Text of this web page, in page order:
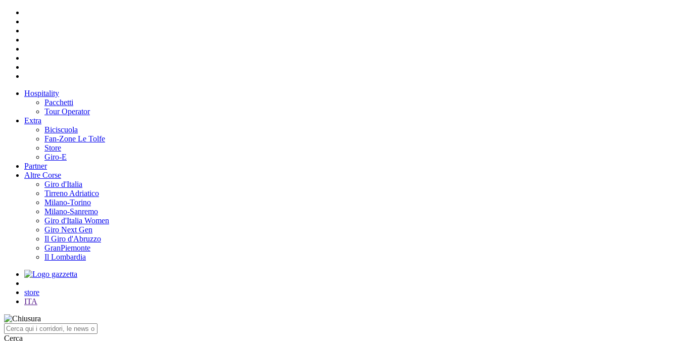
Hospitality
Pacchetti
Tour Operator
Extra
Biciscuola
Fan-Zone Le Tolfe
Store
Giro-E
Partner
Altre Corse
Giro d'Italia
Tirreno Adriatico
Milano-Torino
Milano-Sanremo
Giro d'Italia Women
Giro Next Gen
Il Giro d'Abruzzo
GranPiemonte
Il Lombardia
store
ITA
Cerca